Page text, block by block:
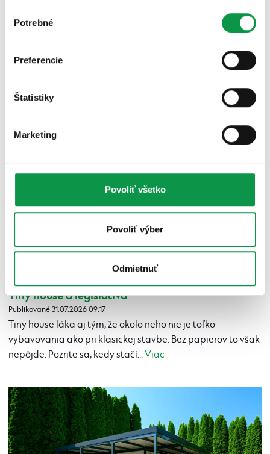
súhlasu
Potrebné
Preferencie
Štatistiky
Marketing
Povoliť všetko
Povoliť výber
Odmietnuť
Záhradné domčeky
Tiny house a legislatíva
Publikované 31.07.2026 09:17
Tiny house láka aj tým, že okolo neho nie je toľko
vybavovania ako pri klasickej stavbe. Bez papierov to však
nepôjde. Pozrite sa, kedy stačí...Viac